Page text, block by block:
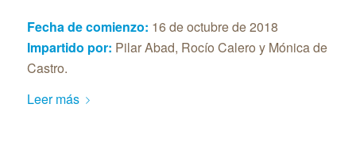
Fecha de comienzo: 16 de octubre de 2018
Impartido por: Pilar Abad, Rocío Calero y Mónica de
Castro.
Leer más